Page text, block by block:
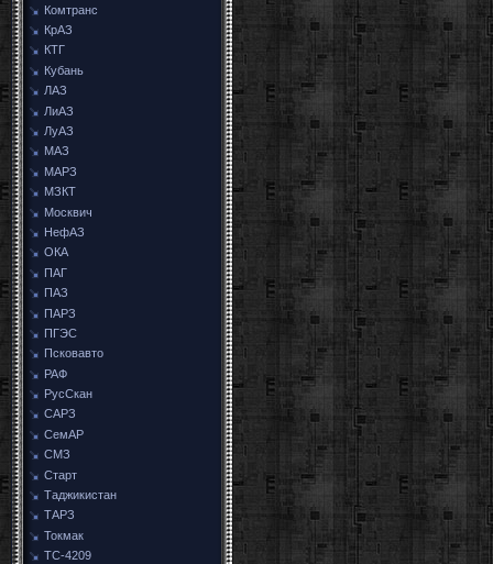
Комтранс
КрАЗ
КТГ
Кубань
ЛАЗ
ЛиАЗ
ЛуАЗ
МАЗ
МАРЗ
МЗКТ
Москвич
НефАЗ
ОКА
ПАГ
ПАЗ
ПАРЗ
ПГЭС
Псковавто
РАФ
РусСкан
САРЗ
СемАР
СМЗ
Старт
Таджикистан
ТАРЗ
Токмак
ТС-4209